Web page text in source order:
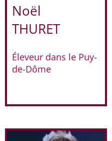
Noël
THURET
Éleveur dans le Puy-
de-Dôme